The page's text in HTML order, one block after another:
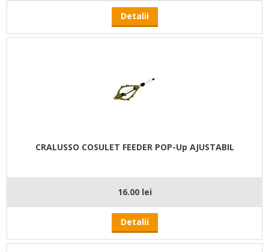
Detalii
CRALUSSO COSULET FEEDER POP-Up AJUSTABIL
16.00 lei
Detalii